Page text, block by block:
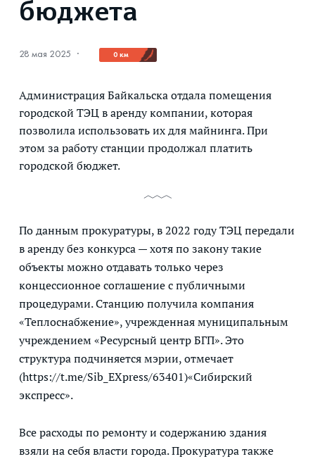
бюджета
28 мая 2025 · 0 км
Администрация Байкальска отдала помещения
городской ТЭЦ в аренду компании, которая
позволила использовать их для майнинга. При
этом за работу станции продолжал платить
городской бюджет.
По данным прокуратуры, в 2022 году ТЭЦ передали
в аренду без конкурса — хотя по закону такие
объекты можно отдавать только через
концессионное соглашение с публичными
процедурами. Станцию получила компания
«Теплоснабжение», учрежденная муниципальным
учреждением «Ресурсный центр БГП». Это
структура подчиняется мэрии, отмечает
(https://t.me/Sib_EXpress/63401)«Сибирский
экспресс».
Все расходы по ремонту и содержанию здания
взяли на себя власти города. Прокуратура также